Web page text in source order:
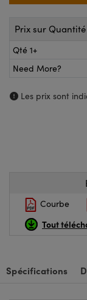
ou Coupleurs
de Poche ou à
: Caméras
Optiques
Labs™
Optiques de
Prix sur Quantité
Qté 1+
Need More?
Les prix sont
Courbe
Tout
Spécifications